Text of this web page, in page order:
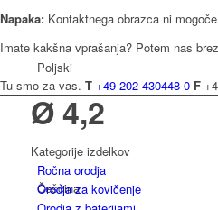
Poljski
Češčina
Napaka: Kontaktnega obrazca ni
Imate kakšna vprašanja? Potem nas
Tu smo za vas. T +49 202 430448-0 F
Ø 4,2
Kategorije izdelkov
Ročna orodja
Orodja za kovičenje